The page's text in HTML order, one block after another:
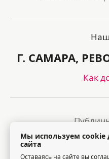
Г. САМАРА,
Как
Политика
Мы используем cookie
сайта
Оставаясь на сайте вы